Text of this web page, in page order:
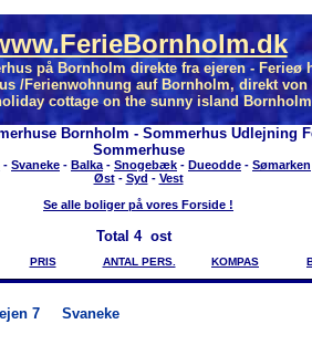
på Bornholm direkte fra ejeren - Ferieø
/Ferienwohnung auf Bornholm, direkt von
cottage on the sunny island
Bornholm - Sommerhus Udlejning
Sommerhuse
- Svaneke - Balka - Snogebæk - Dueodde - Sømarken
Øst- Syd - Vest
Se alle boliger på vores Forside !
Total 4 ost
PRIS ANTAL PERS. KOMPAS
7 Svaneke